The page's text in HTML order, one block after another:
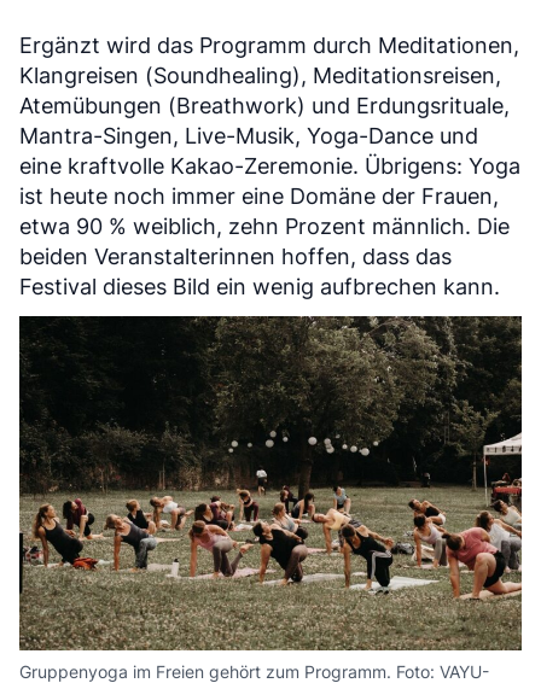
Ergänzt wird das Programm durch Meditationen,
Klangreisen (Soundhealing), Meditationsreisen,
Atemübungen (Breathwork) und Erdungsrituale,
Mantra-Singen, Live-Musik, Yoga-Dance und
eine kraftvolle Kakao-Zeremonie. Übrigens: Yoga
ist heute noch immer eine Domäne der Frauen,
etwa 90 % weiblich, zehn Prozent männlich. Die
beiden Veranstalterinnen hoffen, dass das
Festival dieses Bild ein wenig aufbrechen kann.
Gruppenyoga im Freien gehört zum Programm. Foto: VAYU-